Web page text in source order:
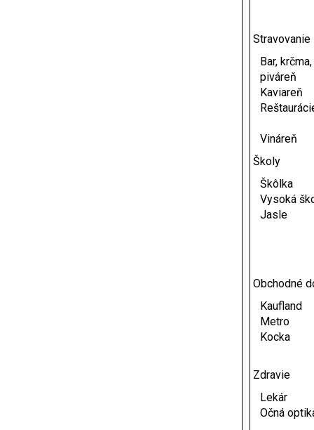
Stravovanie
Bar, krčma,
piváreň
Kaviareň
Vináreň
Školy
Škôlka
Vysoká
Jasle
Obchodné
Kaufland
Metro
Kocka
Zdravie
Lekár
Očná